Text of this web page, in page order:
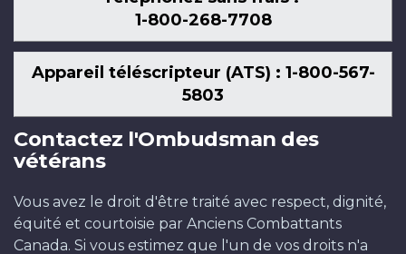
1-800-268-7708
Appareil téléscripteur (ATS) : 1-800-567-
5803
Contactez l'Ombudsman des
vétérans
Vous avez le droit d'être traité avec respect, dignité,
équité et courtoisie par Anciens Combattants
Canada. Si vous estimez que l'un de vos droits n'a